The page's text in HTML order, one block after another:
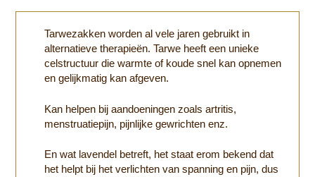
Tarwezakken worden al vele jaren gebruikt in
alternatieve therapieën. Tarwe heeft een unieke
celstructuur die warmte of koude snel kan opnemen
en gelijkmatig kan afgeven.
Kan helpen bij aandoeningen zoals artritis,
menstruatiepijn, pijnlijke gewrichten enz.
En wat lavendel betreft, het staat erom bekend dat
het helpt bij het verlichten van spanning en pijn, dus